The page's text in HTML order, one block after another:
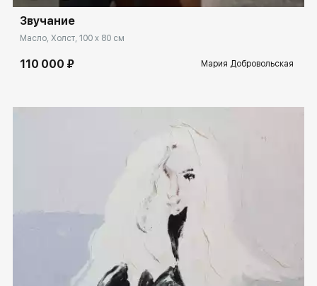
Звучание
Масло, Холст, 100 x 80 см
110 000 ₽ Мария Добровольская